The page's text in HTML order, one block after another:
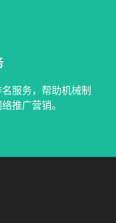
服务，帮助机械制
推广营销。
需求。